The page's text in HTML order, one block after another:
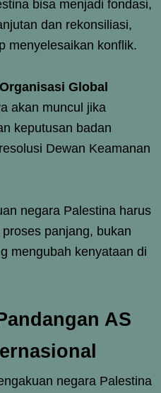
bisa menjadi fondasi,
dan rekonsiliasi,
menyelesaikan konflik.
Global
akan muncul jika
keputusan badan
Dewan Keamanan
negara Palestina harus
panjang, bukan
mengubah kenyataan di
AS
negara Palestina